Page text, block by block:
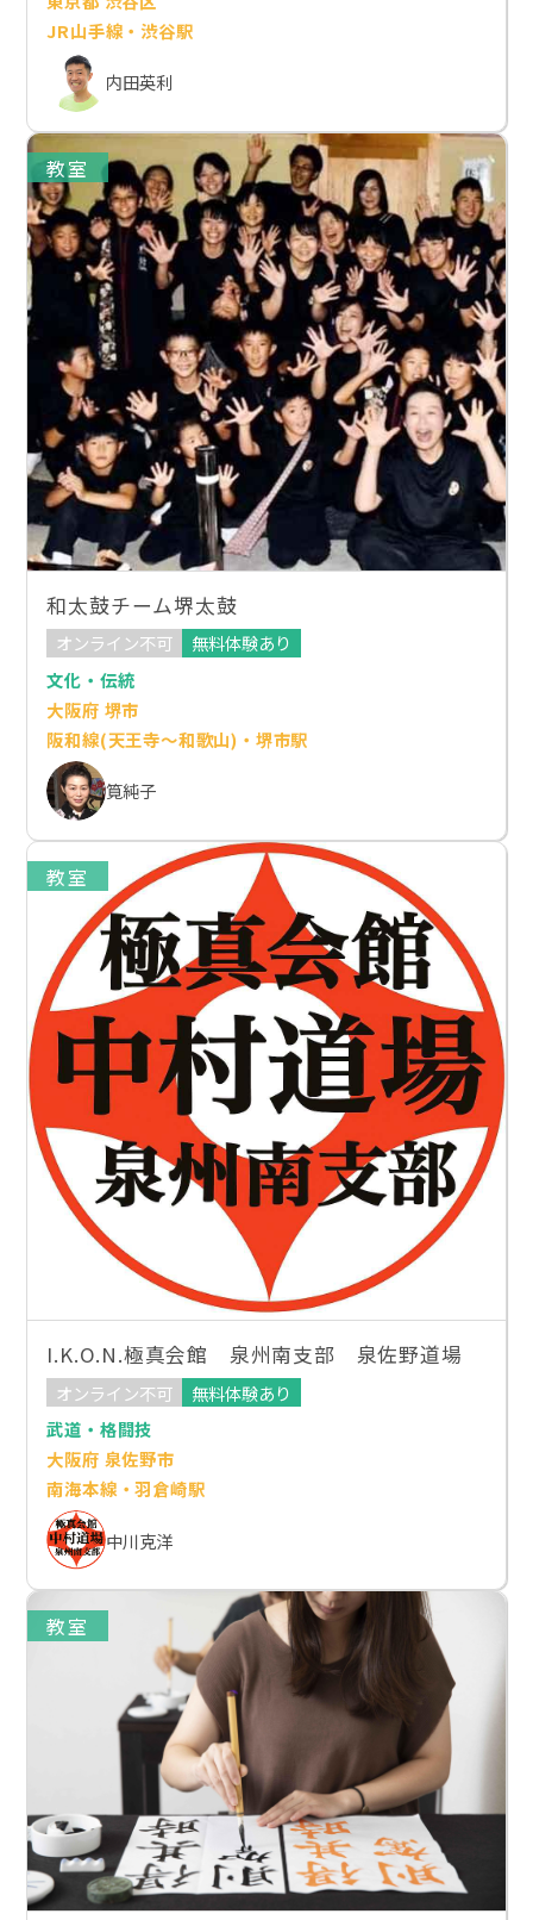
JR山手線・渋谷駅
内田英利
教室
和太鼓チーム堺太鼓
オンライン不可
無料体験あり
文化・伝統
大阪府 堺市
阪和線(天王寺～和歌山)・堺市駅
筧純子
教室
I.K.O.N.極真会館 泉州南支部 泉佐野道場
オンライン不可
無料体験あり
武道・格闘技
大阪府 泉佐野市
南海本線・羽倉崎駅
中川克洋
教室